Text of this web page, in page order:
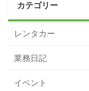
カテゴリー
レンタカー
業務日記
イベント